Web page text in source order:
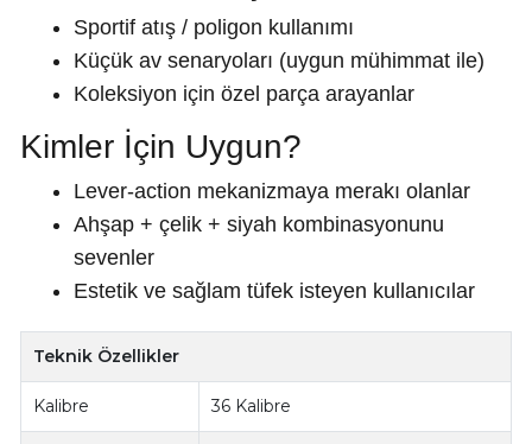
Sportif atış / poligon kullanımı
Küçük av senaryoları (uygun mühimmat ile)
Koleksiyon için özel parça arayanlar
Kimler İçin Uygun?
Lever-action mekanizmaya merakı olanlar
Ahşap + çelik + siyah kombinasyonunu
sevenler
Estetik ve sağlam tüfek isteyen kullanıcılar
Teknik Özellikler
Kalibre 36 Kalibre